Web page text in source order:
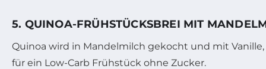
5. QUINOA-FRÜHSTÜCKSBREI MIT
Quinoa wird in Mandelmilch gekocht und mit
für ein Low-Carb Frühstück ohne Zucker.